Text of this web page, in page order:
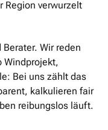
Region verwurzelt
Wir reden
Windprojekt,
Bei uns zählt das
kalkulieren fair
reibungslos läuft.